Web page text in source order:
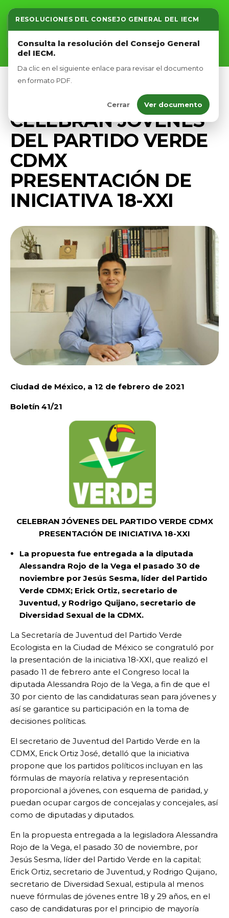
RESOLUCIONES DEL CONSEJO GENERAL DEL IECM
Consulta la resolución del Consejo General
del IECM.
Da clic en el siguiente enlace para revisar el documento
en formato PDF.
Cerrar Ver documento
Inicio
Nosotros
Afíliate
CELEBRAN JÓVENES
DEL PARTIDO VERDE
CDMX
PRESENTACIÓN DE
INICIATIVA 18-XXI
Ciudad de México, a 12 de febrero de 2021
Boletín 41/21
CELEBRAN JÓVENES DEL PARTIDO VERDE CDMX
PRESENTACIÓN DE INICIATIVA 18-XXI
La propuesta fue entregada a la diputada
Alessandra Rojo de la Vega el pasado 30 de
noviembre por Jesús Sesma, líder del Partido
Verde CDMX; Erick Ortiz, secretario de
Juventud, y Rodrigo Quijano, secretario de
Diversidad Sexual de la CDMX.
La Secretaría de Juventud del Partido Verde
Ecologista en la Ciudad de México se congratuló por
la presentación de la iniciativa 18-XXI, que realizó el
pasado 11 de febrero ante el Congreso local la
diputada Alessandra Rojo de la Vega, a fin de que el
30 por ciento de las candidaturas sean para jóvenes y
así se garantice su participación en la toma de
decisiones políticas.
El secretario de Juventud del Partido Verde en la
CDMX, Erick Ortiz José, detalló que la iniciativa
propone que los partidos políticos incluyan en las
fórmulas de mayoría relativa y representación
proporcional a jóvenes, con esquema de paridad, y
puedan ocupar cargos de concejalas y concejales, así
como de diputadas y diputados.
En la propuesta entregada a la legisladora Alessandra
Rojo de la Vega, el pasado 30 de noviembre, por
Jesús Sesma, líder del Partido Verde en la capital;
Erick Ortiz, secretario de Juventud, y Rodrigo Quijano,
secretario de Diversidad Sexual, estipula al menos
nueve fórmulas de jóvenes entre 18 y 29 años, en el
caso de candidaturas por el principio de mayoría